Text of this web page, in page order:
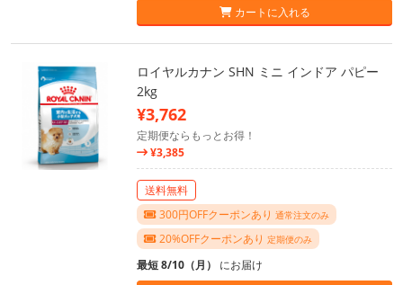
カートに入れる
ロイヤルカナン SHN ミニ インドア パピー
2kg
¥3,762
定期便ならもっとお得！
¥3,385
送料無料
300円OFFクーポンあり 通常注文のみ
20%OFFクーポンあり 定期便のみ
最短 8/10（月） にお届け